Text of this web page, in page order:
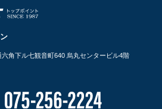
角下ル七観音町640 烏丸センタービル4階